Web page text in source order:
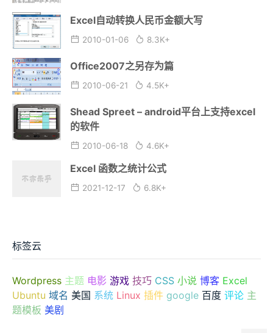
Excel自动转换人民币金额大写
2010-01-06 8.3K+
Office2007之另存为篇
2010-06-21 4.5K+
Shead Spreet – android平台上支持excel
的软件
2010-06-18 4.6K+
Excel 函数之统计公式
2021-12-17 6.8K+
标签云
Wordpress 主题 电影 游戏 技巧 CSS 小说 博客 Excel
Ubuntu 域名 美国 系统 Linux 插件 google 百度 评论 主
题模板 美剧